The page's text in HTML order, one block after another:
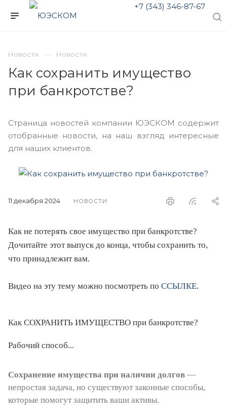
+7 (343) 346-87-67
Новости Новости
Как сохранить имущество
при банкротстве?
Страница новостей компании ЮЭСКОМ содержит
отобранные новости, на наш взгляд интересные
для наших клиентов.
11 декабря 2024 НОВОСТИ
Как не потерять свое имущество при банкротстве?
Дочитайте этот выпуск до конца, чтобы сохранить то,
что принадлежит вам.
Видео на эту тему можно посмотреть по ССЫЛКЕ.
Как СОХРАНИТЬ ИМУЩЕСТВО при банкротстве?
Рабочий способ...
Сохранение имущества при наличии долгов —
непростая задача, но существуют законные способы,
которые помогут защитить ваши активы.